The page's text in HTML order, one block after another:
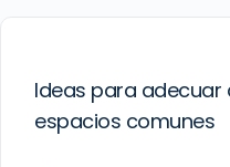
Ideas para adecuar
espacios comunes